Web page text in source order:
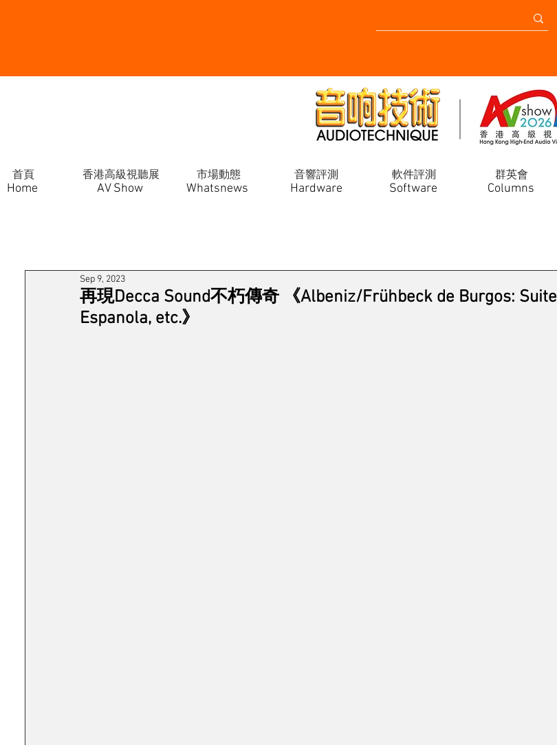
Home
首頁 香港高級視聽展 市場動態 音響評測 軟件評測 群英會
AV Show Whatsnews Hardware Software Columns
再現Decca Sound不朽傳奇 《Albeniz/Frühbeck de Burgos: Suite
Espanola, etc.》
Sep 9, 2023